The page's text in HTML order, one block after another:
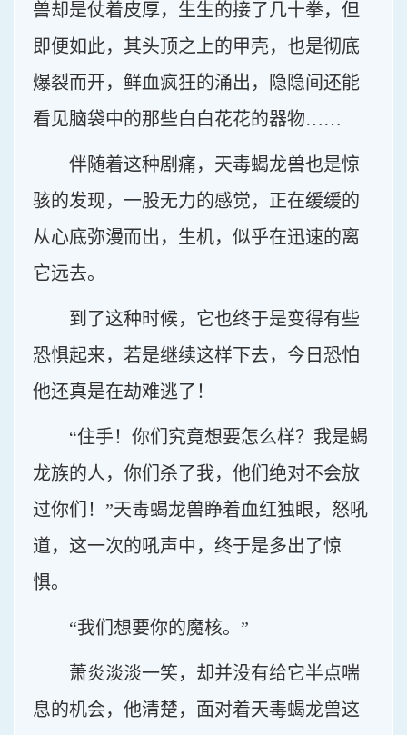
兽却是仗着皮厚，生生的接了几十拳，但
即便如此，其头顶之上的甲壳，也是彻底
爆裂而开，鲜血疯狂的涌出，隐隐间还能
看见脑袋中的那些白白花花的器物……
伴随着这种剧痛，天毒蝎龙兽也是惊
骇的发现，一股无力的感觉，正在缓缓的
从心底弥漫而出，生机，似乎在迅速的离
它远去。
到了这种时候，它也终于是变得有些
恐惧起来，若是继续这样下去，今日恐怕
他还真是在劫难逃了！
“住手！你们究竟想要怎么样？我是蝎
龙族的人，你们杀了我，他们绝对不会放
过你们！”天毒蝎龙兽睁着血红独眼，怒吼
道，这一次的吼声中，终于是多出了惊
惧。
“我们想要你的魔核。”
萧炎淡淡一笑，却并没有给它半点喘
息的机会，他清楚，面对着天毒蝎龙兽这